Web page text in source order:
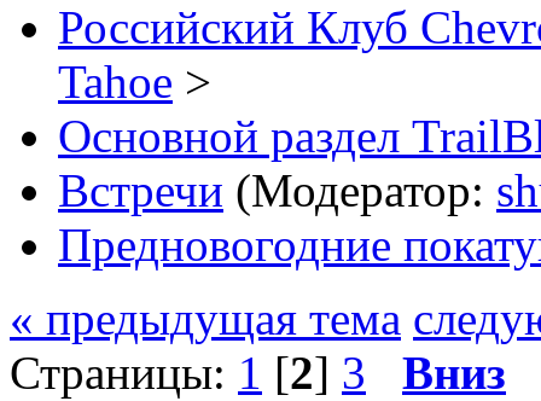
Российский Клуб
Tahoe >
Основной раздел
Встречи (Модератор:
Предновогодние
« предыдущая тема
Страницы: 1 [2] 3
Вниз